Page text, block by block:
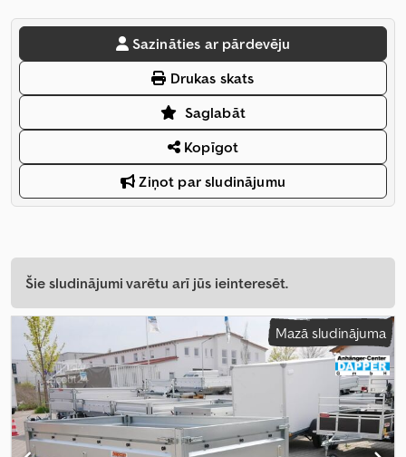
Sazināties ar pārdevēju
Drukas skats
Saglabāt
Kopīgot
Ziņot par sludinājumu
Šie sludinājumi varētu arī jūs ieinteresēt.
Mazā sludinājuma